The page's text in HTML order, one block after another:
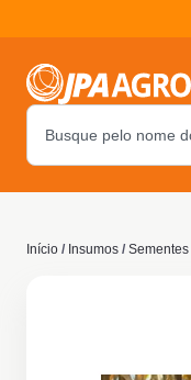
Início / Insumos / Sementes